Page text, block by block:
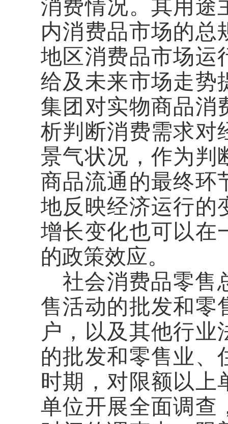
消费情况。其用途
内消费品市场的总
地区消费品市场运
给及未来市场走势
集团对实物商品消
析判断消费需求对
景气状况，作为判
商品流通的最终环
地反映经济运行的
增长变化也可以在
的政策效应。
社会消费品零售
售活动的批发和零
户，以及其他行
的批发和零售业、
时期，对限额以上
单位开展全面调查